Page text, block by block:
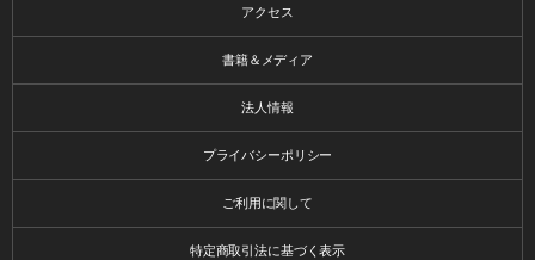
アクセス
書籍＆メディア
法人情報
プライバシーポリシー
ご利用に関して
特定商取引法に基づく表示